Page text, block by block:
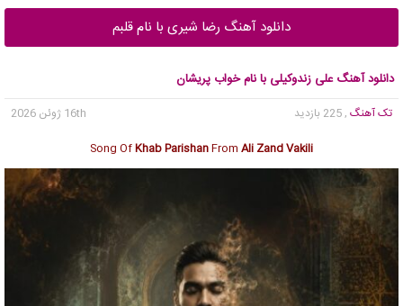
دانلود آهنگ رضا شیری با نام قلبم
دانلود آهنگ علی زندوکیلی با نام خواب پریشان
تک آهنگ , 225 بازدید
16th ژوئن 2026
Song OfKhab ParishanFrom Ali Zand Vakili